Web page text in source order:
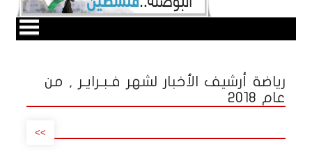
رياضة أرشيف الأخبار لشهر فـبـرايـر , من
عام 2018
>>